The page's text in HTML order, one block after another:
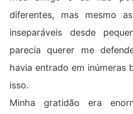
diferentes, mas mesmo
inseparáveis desde
parecia querer me
havia entrado em inúmeras
isso.
Minha gratidão era